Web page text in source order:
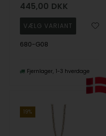
445,00 DKK
680-G08
Fjernlager 1-3 hverdage
19%